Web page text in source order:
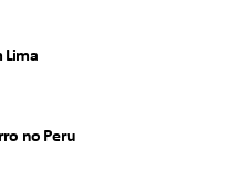
Lima
no Peru